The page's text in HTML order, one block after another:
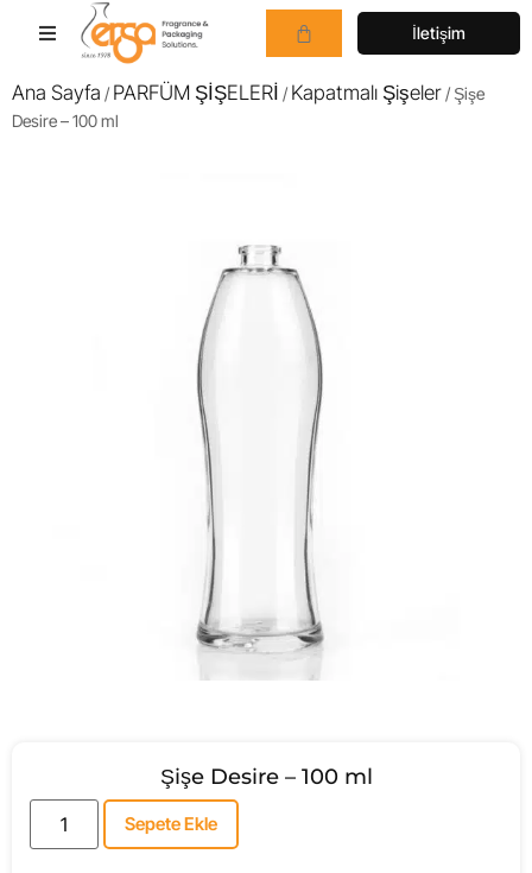
İletişim
Ana Sayfa /PARFÜM ŞİŞELERİ /Kapatmalı Şişeler/ Şişe
Desire – 100 ml
Şişe Desire – 100 ml
Sepete Ekle